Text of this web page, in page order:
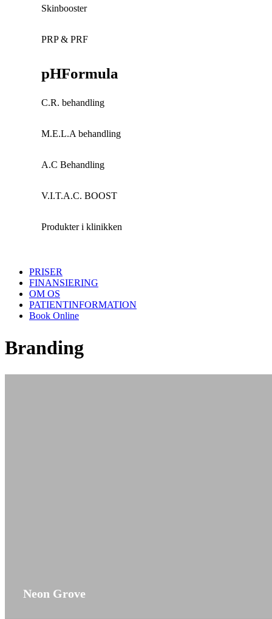
Skinbooster
PRP & PRF
pHFormula
C.R. behandling
M.E.L.A behandling
A.C Behandling
V.I.T.A.C. BOOST
Produkter i klinikken
PRISER
FINANSIERING
OM OS
PATIENTINFORMATION
Book Online
Branding
Neon Grove